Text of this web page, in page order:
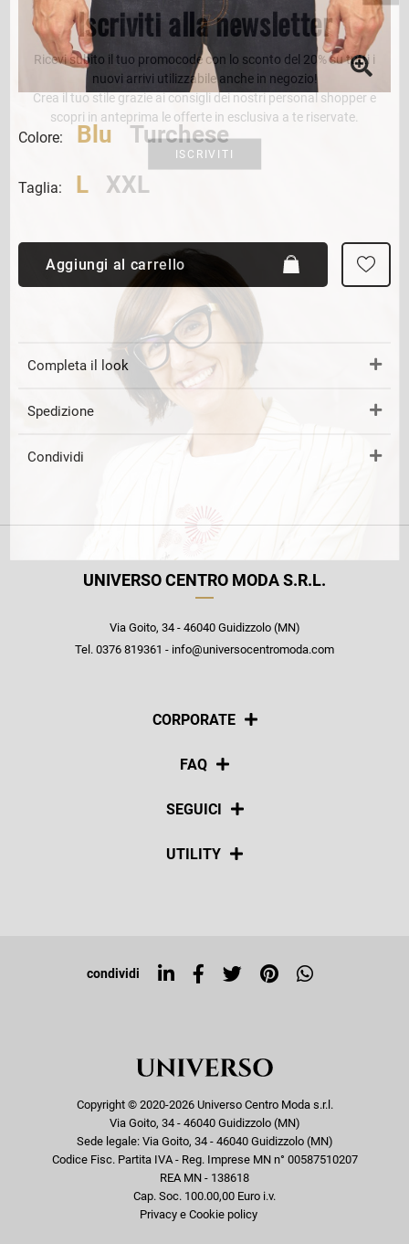
Colore: Blu Turchese
Taglia: L XXL
Aggiungi al carrello
Completa il look
Spedizione
Condividi
UNIVERSO CENTRO MODA S.R.L.
Via Goito, 34 - 46040 Guidizzolo (MN)
Tel. 0376 819361 - info@universocentromoda.com
CORPORATE
Chi siamo
FAQ
Pagamenti
SEGUICI
Social
UTILITY
Top ricerche
condividi
Copyright © 2020-2026 Universo Centro Moda s.r.l.
Via Goito, 34 - 46040 Guidizzolo (MN)
Sede legale: Via Goito, 34 - 46040 Guidizzolo (MN)
Codice Fisc. Partita IVA - Reg. Imprese MN n° 00587510207
REA MN - 138618
Cap. Soc. 100.00,00 Euro i.v.
Privacy e Cookie policy
Iscriviti alla newsletter
Ricevi subito il tuo promocode con lo sconto del 20% su tutti i
nuovi arrivi utilizzabile anche in negozio!
Crea il tuo stile grazie ai consigli dei nostri personal shopper e
scopri in anteprima le offerte in esclusiva a te riservate.
ISCRIVITI